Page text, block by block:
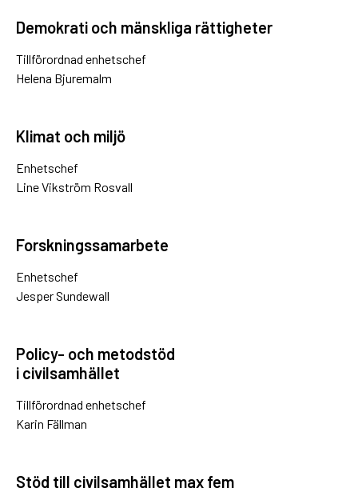
Demokrati och mänskliga rättigheter
Tillförordnad enhetschef
Helena Bjuremalm
Klimat och miljö
Enhetschef
Line Vikström Rosvall
Forskningssamarbete
Enhetschef
Jesper Sundewall
Policy- och metodstöd
i civilsamhället
Tillförordnad enhetschef
Karin Fällman
Stöd till civilsamhället max fem